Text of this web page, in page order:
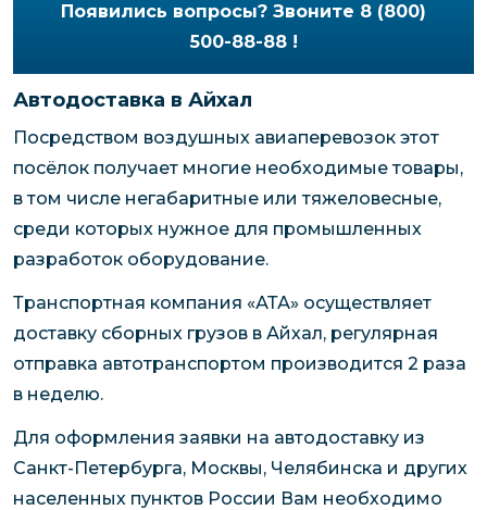
Появились вопросы? Звоните 8 (800)
500-88-88 !
Автодоставка в Айхал
Посредством воздушных авиаперевозок этот
посёлок получает многие необходимые товары,
в том числе негабаритные или тяжеловесные,
среди которых нужное для промышленных
разработок оборудование.
Транспортная компания «АТА» осуществляет
доставку сборных грузов в Айхал, регулярная
отправка автотранспортом производится 2 раза
в неделю.
Для оформления заявки на автодоставку из
Санкт-Петербурга, Москвы, Челябинска и других
населенных пунктов России Вам необходимо